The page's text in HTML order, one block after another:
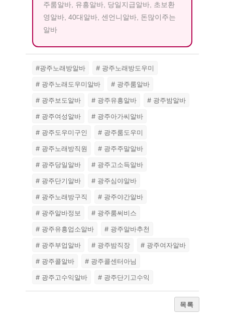
주룸알바, 유흥알바, 당일지급알바, 초보환
영알바, 40대알바, 센언니알바, 돈많이주는
알바
#광주노래방알바
# 광주노래방도우미
# 광주노래도우미알바
# 광주룸알바
# 광주보도알바
# 광주유흥알바
# 광주밤알바
# 광주여성알바
# 광주아가씨알바
# 광주도우미구인
# 광주룸도우미
# 광주노래방직원
# 광주주말알바
# 광주당일알바
# 광주고소득알바
# 광주단기알바
# 광주심야알바
# 광주노래방구직
# 광주야간알바
# 광주알바정보
# 광주룸써비스
# 광주유흥업소알바
# 광주알바추천
# 광주부업알바
# 광주밤직장
# 광주여자알바
# 광주콜알바
# 광주콜센터아님
# 광주고수익알바
# 광주단기고수익
목록